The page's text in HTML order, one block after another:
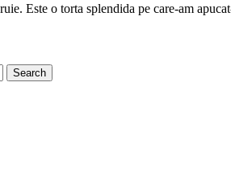
Este o torta splendida pe care-am